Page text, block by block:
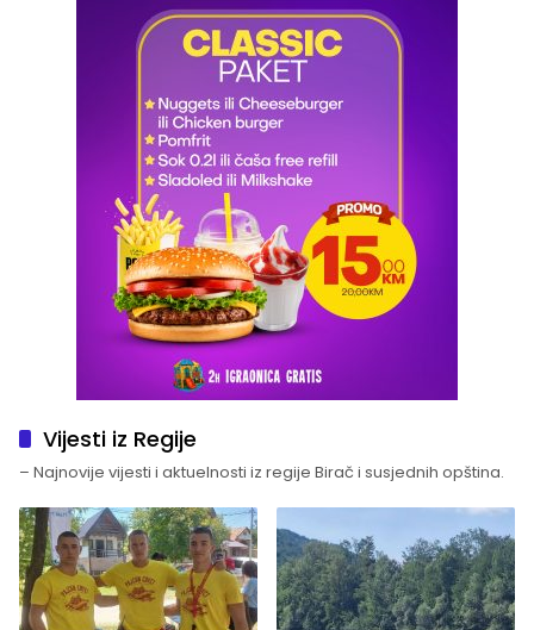
Vijesti iz Regije
– Najnovije vijesti i aktuelnosti iz regije Birač i susjednih opština.